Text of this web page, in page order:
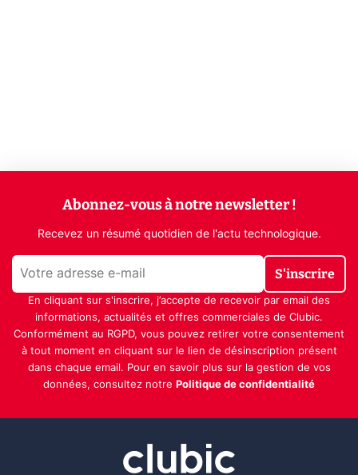
Abonnez-vous à notre newsletter !
Recevez un résumé quotidien de l'actu technologique.
S'inscrire
En cliquant sur s'inscrire, j’accepte de recevoir par email des
informations, actualités et offres commerciales de Clubic.
Conformément au RGPD, vous pouvez retirer votre consentement
à tout moment en cliquant sur le lien de désinscription présent
dans chaque email. Pour en savoir plus sur la gestion de vos
données, consultez notre Politique de confidentialité